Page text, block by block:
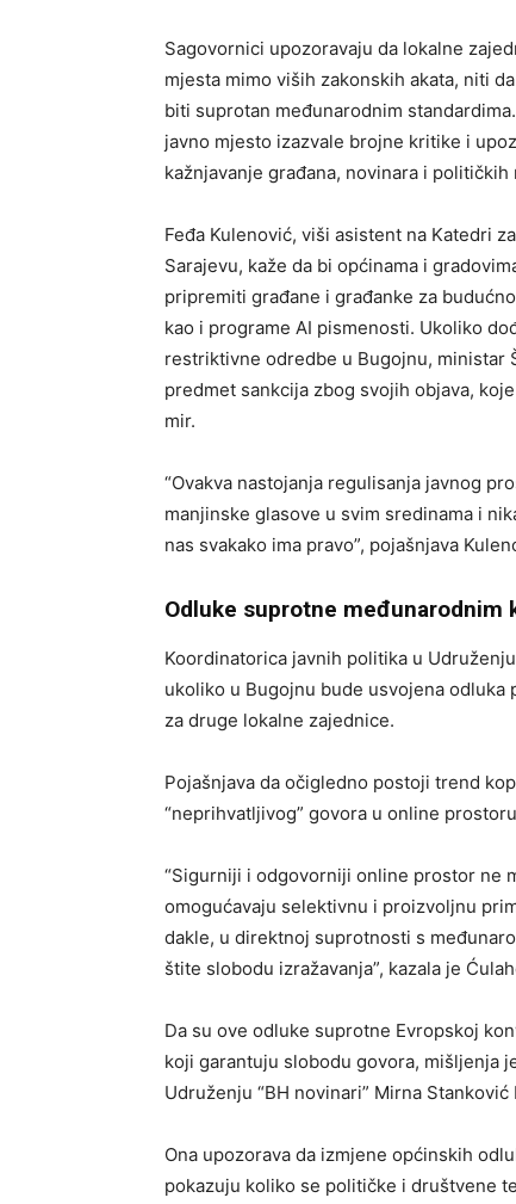
Sagovornici upozoravaju da lokalne
mjesta mimo viših zakonskih akata, niti
biti suprotan međunarodnim
javno mjesto izazvale brojne kritike i
kažnjavanje građana, novinara i
Feđa Kulenović, viši asistent na Katedri
Sarajevu, kaže da bi općinama i
pripremiti građane i građanke za
kao i programe AI pismenosti. Ukoliko
restriktivne odredbe u Bugojnu, ministar
predmet sankcija zbog svojih objava,
mir.
“Ovakva nastojanja regulisanja javnog
manjinske glasove u svim sredinama i
nas svakako ima pravo”, pojašnjava
Odluke suprotne međunarodnim
Koordinatorica javnih politika u
ukoliko u Bugojnu bude usvojena odluka
za druge lokalne zajednice.
Pojašnjava da očigledno postoji trend
“neprihvatljivog” govora u online
“Sigurniji i odgovorniji online prostor ne
omogućavaju selektivnu i proizvoljnu
dakle, u direktnoj suprotnosti s
štite slobodu izražavanja”, kazala je
Da su ove odluke suprotne Evropskoj
koji garantuju slobodu govora, mišljenja
Udruženju “BH novinari” Mirna Stanković
Ona upozorava da izmjene općinskih
pokazuju koliko se političke i društvene